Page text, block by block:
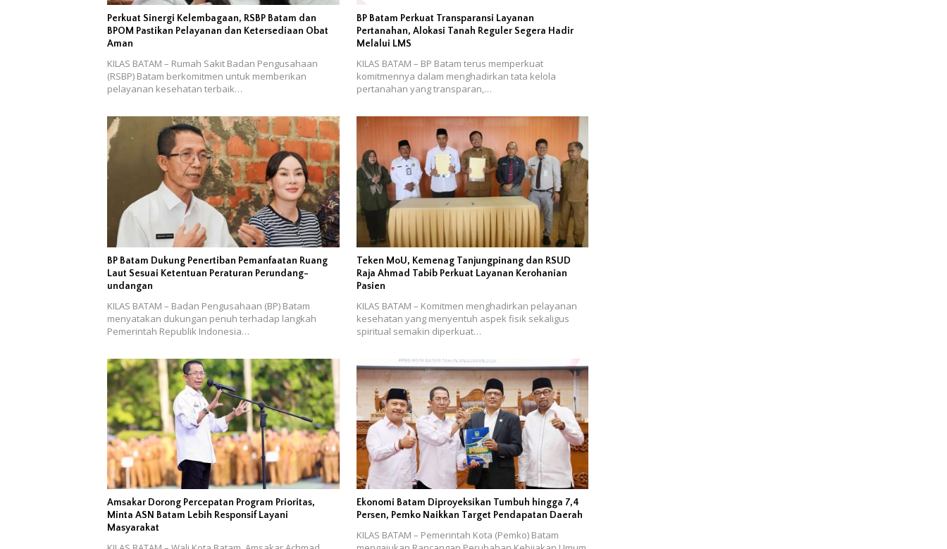
Perkuat Sinergi Kelembagaan, RSBP Batam dan
BPOM Pastikan Pelayanan dan Ketersediaan Obat
Aman
KILAS BATAM – Rumah Sakit Badan Pengusahaan
(RSBP) Batam berkomitmen untuk memberikan
pelayanan kesehatan terbaik…
BP Batam Perkuat Transparansi Layanan
Pertanahan, Alokasi Tanah Reguler Segera Hadir
Melalui LMS
KILAS BATAM – BP Batam terus memperkuat
komitmennya dalam menghadirkan tata kelola
pertanahan yang transparan,…
BP Batam Dukung Penertiban Pemanfaatan Ruang
Laut Sesuai Ketentuan Peraturan Perundang-
undangan
KILAS BATAM – Badan Pengusahaan (BP) Batam
menyatakan dukungan penuh terhadap langkah
Pemerintah Republik Indonesia…
Teken MoU, Kemenag Tanjungpinang dan RSUD
Raja Ahmad Tabib Perkuat Layanan Kerohanian
Pasien
KILAS BATAM – Komitmen menghadirkan pelayanan
kesehatan yang menyentuh aspek fisik sekaligus
spiritual semakin diperkuat…
Amsakar Dorong Percepatan Program Prioritas,
Minta ASN Batam Lebih Responsif Layani
Masyarakat
Ekonomi Batam Diproyeksikan Tumbuh hingga 7,4
Persen, Pemko Naikkan Target Pendapatan Daerah
KILAS BATAM – Pemerintah Kota (Pemko) Batam